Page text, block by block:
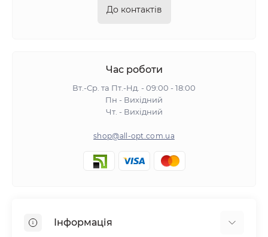
До контактів
Час роботи
Вт.-Ср. та Пт.-Нд. - 09:00 - 18:00
Пн - Вихідний
Чт. - Вихідний
shop@all-opt.com.ua
Інформація